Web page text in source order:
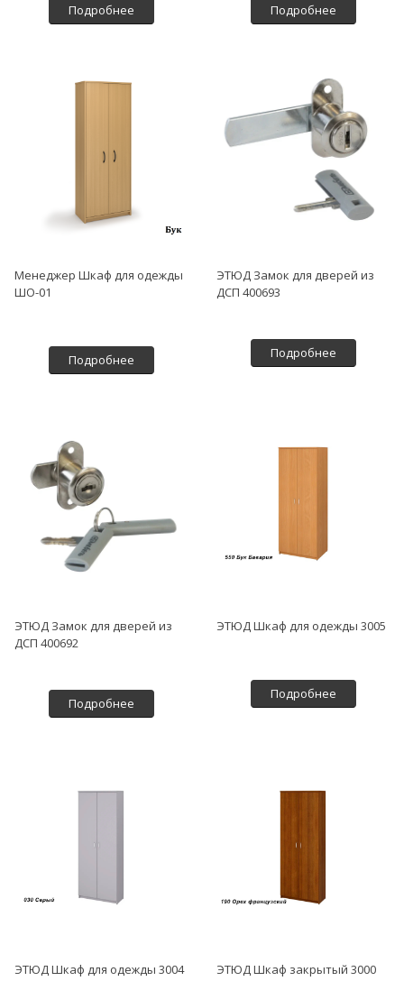
Подробнее Подробнее
Менеджер Шкаф для одежды
ШО-01
Подробнее
ЭТЮД Замок для дверей из
ДСП 400693
Подробнее
ЭТЮД Замок для дверей из
ДСП 400692
Подробнее
ЭТЮД Шкаф для одежды 3005
Подробнее
ЭТЮД Шкаф для одежды 3004 ЭТЮД Шкаф закрытый 3000